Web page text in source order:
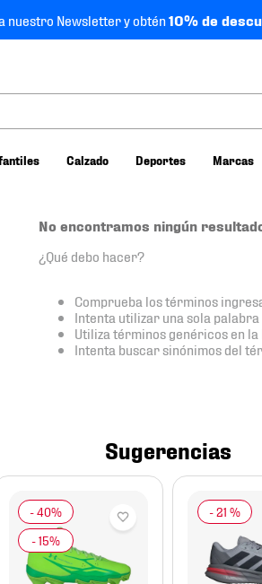
nuestro Newsletter y obtén10% de
Calzado Deportes Marcas
No encontramos ningún
¿Qué debo hacer?
Comprueba los términos
Intenta utilizar una sola palabra
Utiliza términos genéricos en la
Intenta buscar sinónimos del
Sugerencias
-21 %